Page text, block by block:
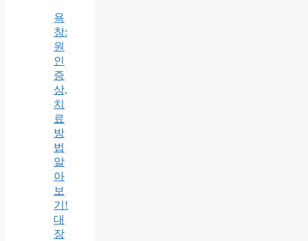
욕
창:
원
인
증
상,
치
료
방
법
알
아
보
기!
대
장